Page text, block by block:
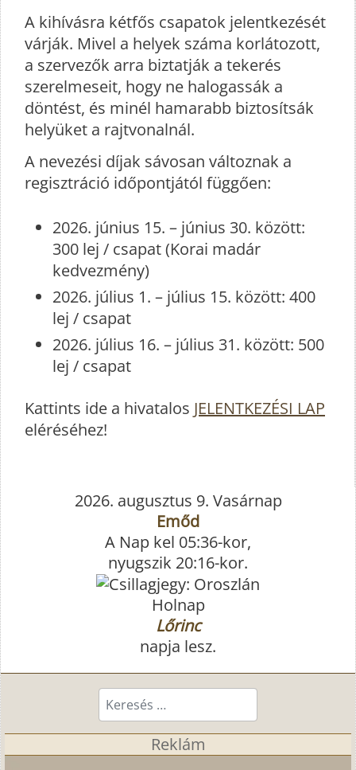
A kihívásra kétfős csapatok jelentkezését
várják. Mivel a helyek száma korlátozott,
a szervezők arra biztatják a tekerés
szerelmeseit, hogy ne halogassák a
döntést, és minél hamarabb biztosítsák
helyüket a rajtvonalnál.
A nevezési díjak sávosan változnak a
regisztráció időpontjától függően:
2026. június 15. – június 30. között:
300 lej / csapat (Korai madár
kedvezmény)
2026. július 1. – július 15. között: 400
lej / csapat
2026. július 16. – július 31. között: 500
lej / csapat
Kattints ide a hivatalos JELENTKEZÉSI LAP
eléréséhez!
2026. augusztus 9. Vasárnap
Emőd
A Nap kel 05:36-kor,
nyugszik 20:16-kor.
Holnap
Lőrinc
napja lesz.
Keresés...
Reklám